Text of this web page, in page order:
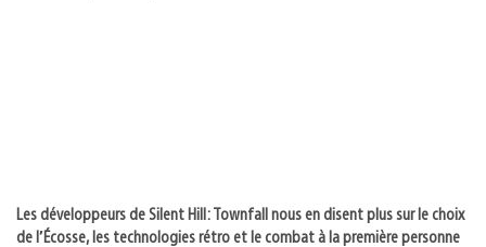
Les développeurs de Silent Hill: Townfall nous en disent plus sur le choix
de l’Écosse, les technologies rétro et le combat à la première personne